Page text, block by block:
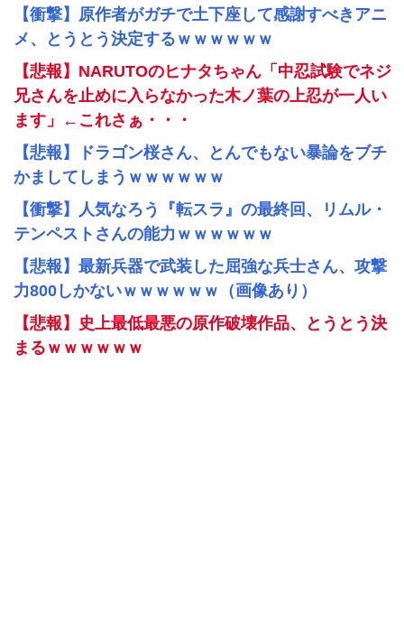
【衝撃】原作者がガチで土下座して感謝すべきアニ
メ、とうとう決定するｗｗｗｗｗｗ
【悲報】NARUTOのヒナタちゃん「中忍試験でネジ
兄さんを止めに入らなかった木ノ葉の上忍が一人い
ます」←これさぁ・・・
【悲報】ドラゴン桜さん、とんでもない暴論をブチ
かましてしまうｗｗｗｗｗｗ
【衝撃】人気なろう『転スラ』の最終回、リムル・
テンペストさんの能力ｗｗｗｗｗｗ
【悲報】最新兵器で武装した屈強な兵士さん、攻撃
力800しかないｗｗｗｗｗｗ（画像あり）
【悲報】史上最低最悪の原作破壊作品、とうとう決
まるｗｗｗｗｗｗ